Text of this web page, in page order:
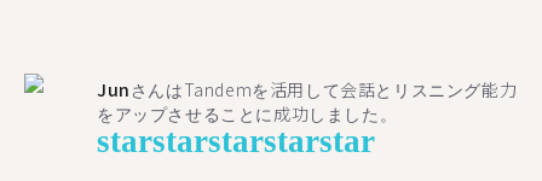
Jun さんはTandemを活用して会話とリスニング能力
をアップさせることに成功しました。
starstarstarstarstar